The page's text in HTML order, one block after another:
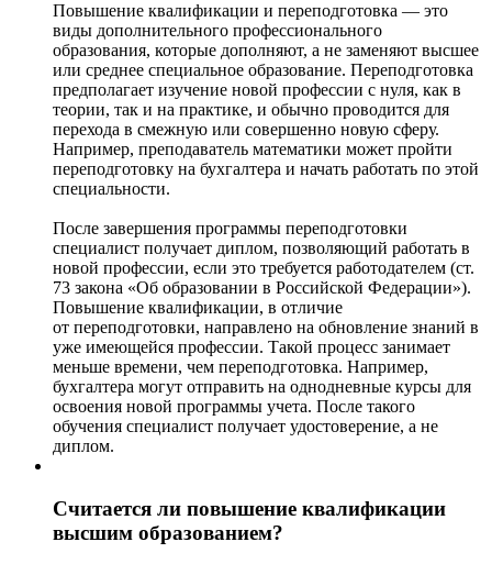
Повышение квалификации и переподготовка — это
виды дополнительного профессионального
образования, которые дополняют, а не заменяют высшее
или среднее специальное образование. Переподготовка
предполагает изучение новой профессии с нуля, как в
теории, так и на практике, и обычно проводится для
перехода в смежную или совершенно новую сферу.
Например, преподаватель математики может пройти
переподготовку на бухгалтера и начать работать по этой
специальности.
После завершения программы переподготовки
специалист получает диплом, позволяющий работать в
новой профессии, если это требуется работодателем (ст.
73 закона «Об образовании в Российской Федерации»).
Повышение квалификации, в отличие
от переподготовки, направлено на обновление знаний в
уже имеющейся профессии. Такой процесс занимает
меньше времени, чем переподготовка. Например,
бухгалтера могут отправить на однодневные курсы для
освоения новой программы учета. После такого
обучения специалист получает удостоверение, а не
диплом.
Считается ли повышение квалификации
высшим образованием?